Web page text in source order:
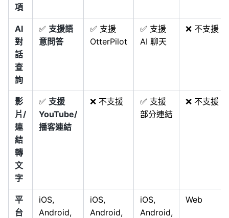
項
AI
對
話
查
詢
✅ 支援語
意問答
✅ 支援
OtterPilot
✅ 支援
AI 聊天
❌ 不支援
影
片/
連
結
轉
文
字
✅ 支援
YouTube/
播客連結
❌ 不支援
✅ 支援
部分連結
❌ 不支援
平
台
iOS,
Android,
iOS,
Android,
iOS,
Android,
Web